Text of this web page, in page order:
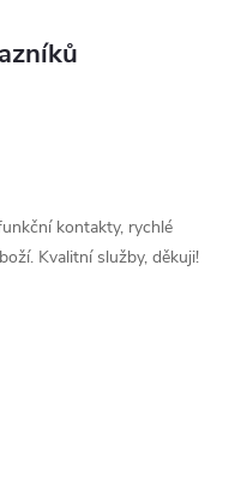
kontakty, rychlé
Kvalitní služby, děkuji!